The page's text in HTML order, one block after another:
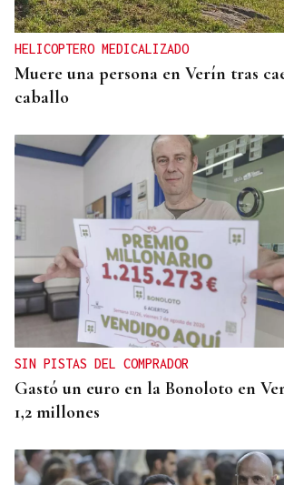
HELICOPTERO MEDICALIZADO
Muere una persona en Verín tras
caballo
SIN PISTAS DEL COMPRADOR
Gastó un euro en la Bonoloto en
1,2 millones